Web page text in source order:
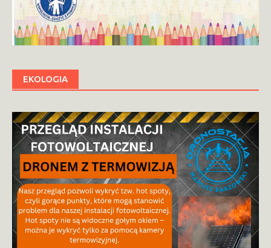
EKOLOGIA